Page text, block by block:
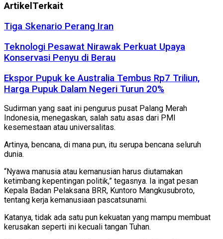
Artikel Terkait
Tiga Skenario Perang Iran
Teknologi Pesawat Nirawak Perkuat Upaya
Konservasi Penyu di Berau
Ekspor Pupuk ke Australia Tembus Rp7 Triliun,
Harga Pupuk Dalam Negeri Turun 20%
Sudirman yang saat ini pengurus pusat Palang Merah
Indonesia, menegaskan, salah satu asas dari PMI
kesemestaan atau universalitas.
Artinya, bencana, di mana pun, itu serupa bencana seluruh
dunia.
“Nyawa manusia atau kemanusian harus diutamakan
ketimbang kepentingan politik,” tegasnya. Ia ingat pesan
Kepala Badan Pelaksana BRR, Kuntoro Mangkusubroto,
tentang kerja kemanusiaan pascatsunami.
Katanya, tidak ada satu pun kekuatan yang mampu membuat
kerusakan seperti ini kecuali tangan Tuhan.